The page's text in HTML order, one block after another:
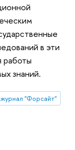
в эти
работы
знаний.
журнал "Форсайт"